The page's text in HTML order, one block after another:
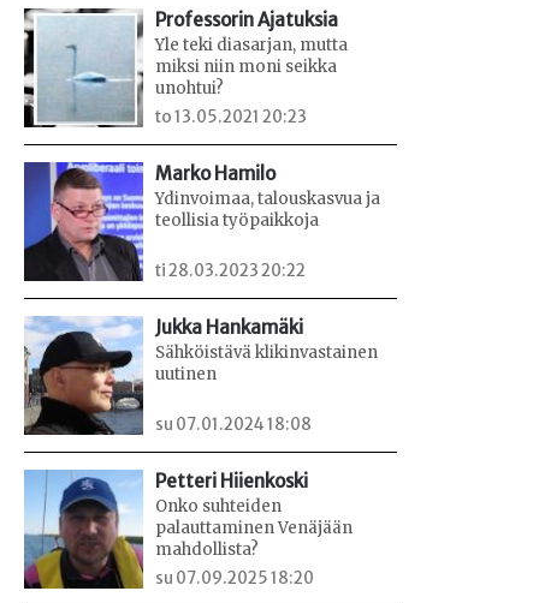
Professorin Ajatuksia
Yle teki diasarjan, mutta
miksi niin moni seikka
unohtui?
to 13.05.2021 20:23
Marko Hamilo
Ydinvoimaa, talouskasvua ja
teollisia työpaikkoja
ti 28.03.2023 20:22
Jukka Hankamäki
Sähköistävä klikinvastainen
uutinen
su 07.01.2024 18:08
Petteri Hiienkoski
Onko suhteiden
palauttaminen Venäjään
mahdollista?
su 07.09.2025 18:20